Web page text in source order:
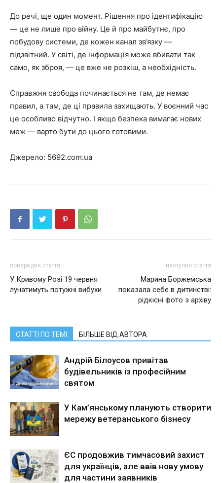
До речі, ще один момент. Рішення про ідентифікацію
— це не лише про війну. Це й про майбутнє, про
побудову системи, де кожен канал зв’язку —
підзвітний. У світі, де інформація може вбивати так
само, як зброя, — це вже не розкіш, а необхідність.
Справжня свобода починається не там, де немає
правил, а там, де ці правила захищають. У воєнний час
це особливо відчутно. І якщо безпека вимагає нових
меж — варто бути до цього готовими.
Джерело: 5692.com.ua
попередня стаття
У Кривому Розі 19 червня
лунатимуть потужні вибухи
наступна стаття
Марина Боржемська
показала себе в дитинстві:
рідкісні фото з архіву
СТАТТІ ПО ТЕМІ БІЛЬШЕ ВІД АВТОРА
Андрій Білоусов привітав
будівельників із професійним
святом
У Кам’янському планують створити
мережу ветеранського бізнесу
ЄС продовжив тимчасовий захист
для українців, але ввів нову умову
для частини заявників